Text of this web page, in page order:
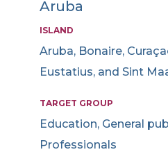
Aruba
ISLAND
Aruba, Bonaire,
Eustatius, and Sint
TARGET GROUP
Education, General
Professionals